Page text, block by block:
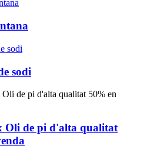
sodi
Oli de pi d'alta qualitat